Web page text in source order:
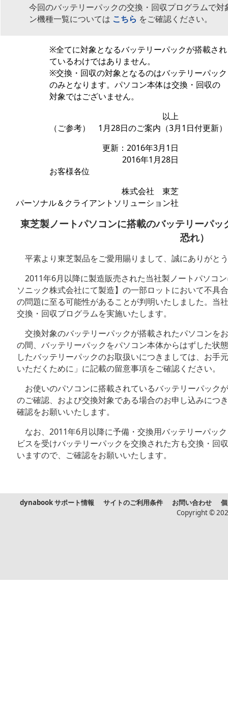
今回のバッテリーパックの交換・回収プログラムで
ン機種一覧については こちら をご確認ください。
※全てに対象となるバッテリーパックが搭載され
ているわけではありません。
※交換・回収の対象となるのはバッテリーパック
のみとなります。パソコン本体は交換・回収の
対象ではございません。
以上
（ご参考） 1月28日のご案内（3月1日付更新）
更新：2016年3月1日
2016年1月28日
お客様各位
株式会社 東芝
パーソナル＆クライアントソリューション社
東芝製ノートパソコンに搭載のバッテリーパ
恐れ）
平素より東芝製品をご愛用賜りまして、誠にありがと
2011年6月以降に製造販売された当社製ノートパソコ
ソニック株式会社にて製造】の一部ロットにおいて不具
の問題に至る可能性があることが判明いたしました。当
交換・回収プログラムを実施いたします。
交換対象のバッテリーパックが搭載されたパソコンを
の間、バッテリーパックをパソコン本体からはずした状
したバッテリーパックのお取扱いにつきましては、お手
いただくために」に記載の留意事項をご確認ください。
お使いのパソコンに搭載されているバッテリーパック
のご確認、および交換対象である場合のお申し込みにつ
確認をお願いいたします。
なお、2011年6月以降に予備・交換用バッテリーパッ
ビスを受けバッテリーパックを交換された方も交換・回
いますので、ご確認をお願いいたします。
dynabook サポート情報 サイトのご利用条件 お問い合わせ
Copyright ©